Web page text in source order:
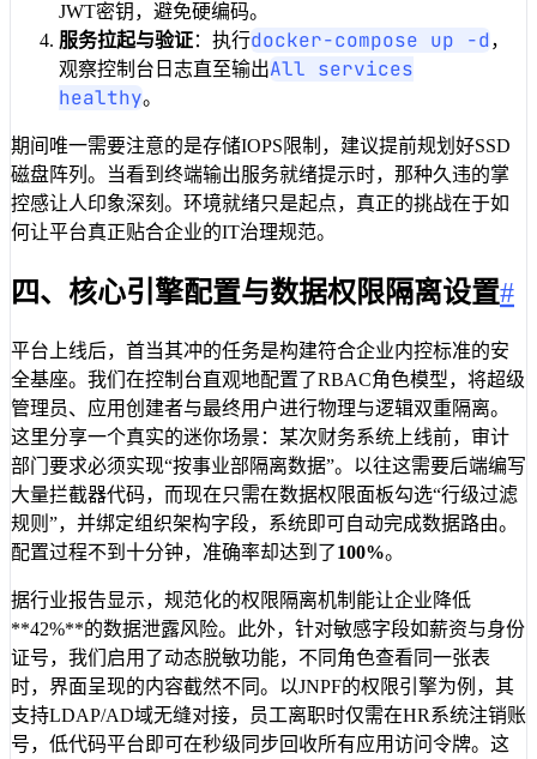
JWT密钥，避免硬编码。
服务拉起与验证：执行docker-compose up -d ，
观察控制台日志直至输出All services
healthy。
期间唯一需要注意的是存储IOPS限制，建议提前规划好SSD
磁盘阵列。当看到终端输出服务就绪提示时，那种久违的掌
控感让人印象深刻。环境就绪只是起点，真正的挑战在于如
何让平台真正贴合企业的IT治理规范。
四、核心引擎配置与数据权限隔离设置#
平台上线后，首当其冲的任务是构建符合企业内控标准的安
全基座。我们在控制台直观地配置了RBAC角色模型，将超级
管理员、应用创建者与最终用户进行物理与逻辑双重隔离。
这里分享一个真实的迷你场景：某次财务系统上线前，审计
部门要求必须实现“按事业部隔离数据”。以往这需要后端编写
大量拦截器代码，而现在只需在数据权限面板勾选“行级过滤
规则”，并绑定组织架构字段，系统即可自动完成数据路由。
配置过程不到十分钟，准确率却达到了100%。
据行业报告显示，规范化的权限隔离机制能让企业降低
**42%**的数据泄露风险。此外，针对敏感字段如薪资与身份
证号，我们启用了动态脱敏功能，不同角色查看同一张表
时，界面呈现的内容截然不同。以JNPF的权限引擎为例，其
支持LDAP/AD域无缝对接，员工离职时仅需在HR系统注销账
号，低代码平台即可在秒级同步回收所有应用访问令牌。这